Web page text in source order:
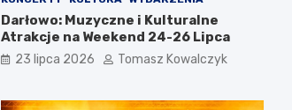
Darłowo: Muzyczne i Kulturalne
Atrakcje na Weekend 24-26 Lipca
23 lipca 2026 Tomasz Kowalczyk